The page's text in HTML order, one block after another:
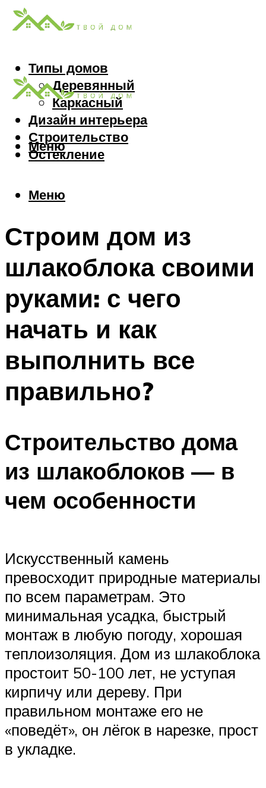
Типы домов
Деревянный
Каркасный
Дизайн интерьера
Строительство
Остекление
Меню
Меню
Строим дом из
шлакоблока своими
руками: с чего
начать и как
выполнить все
правильно?
Строительство дома
из шлакоблоков — в
чем особенности
Искусственный камень
превосходит природные материалы
по всем параметрам. Это
минимальная усадка, быстрый
монтаж в любую погоду, хорошая
теплоизоляция. Дом из шлакоблока
простоит 50-100 лет, не уступая
кирпичу или дереву. При
правильном монтаже его не
«поведёт», он лёгок в нарезке, прост
в укладке.